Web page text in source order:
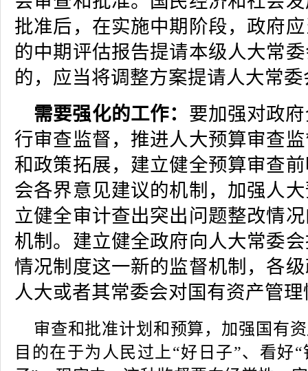
批准后，在实施中期阶段，政府
的中期评估报告提请本级人大常
的，应当将调整方案提请人大常
需要强化的工作： 要加强对政
行审查监督，推进人大预算审查
和政策拓展，建立健全预算审查
会各界意见建议的机制，加强人
立健全审计查出突出问题整改情
机制。建立健全政府向人大常委
情况制度这一新的监督机制，各
人大或者其常委会对国有资产管
审查和批准计划和预算，加强国有
目的在于为人民过上“好日子”、看好